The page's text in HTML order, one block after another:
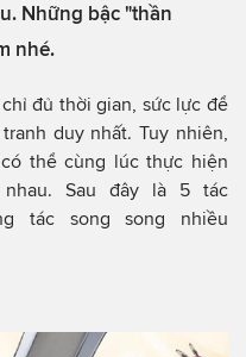
Những bậc "thần
nhé.
đủ thời gian, sức lực để
duy nhất. Tuy nhiên,
thể cùng lúc thực hiện
Sau đây là 5 tác
tác song song nhiều